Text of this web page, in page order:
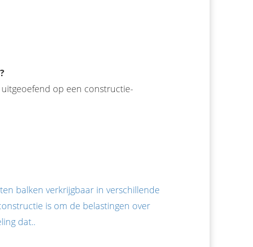
op een constructie-
balken verkrijgbaar in verschillende
is om de belastingen over
dat..